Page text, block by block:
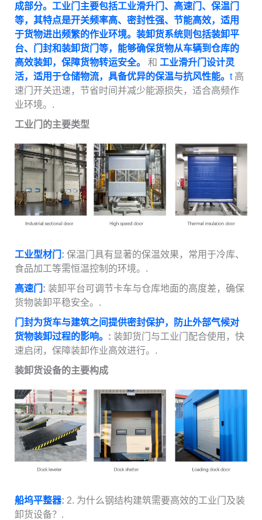
成部分。工业门主要包括工业滑升门、高速门、保温门
等，其特点是开关频率高、密封性强、节能高效，适用
于货物进出频繁的作业环境。装卸货系统则包括装卸平
台、门封和装卸货门等，能够确保货物从车辆到仓库的
高效装卸，保障货物转运安全。
和 工业滑升门设计灵
活，适用于仓储物流，具备优异的保温与抗风性能。 t高
速门开关迅速，节省时间并减少能源损失，适合高频作
业环境。.
工业门的主要类型
工业型材门 : 保温门具有显著的保温效果，常用于冷库、
食品加工等需恒温控制的环境。.
高速门 : 装卸平台可调节卡车与仓库地面的高度差，确保
货物装卸平稳安全。.
门封为货车与建筑之间提供密封保护，防止外部气候对
货物装卸过程的影响。 : 装卸货门与工业门配合使用，快
速启闭，保障装卸作业高效进行。.
装卸货设备的主要构成
船坞平整器: 2. 为什么钢结构建筑需要高效的工业门及装
卸货设备？.